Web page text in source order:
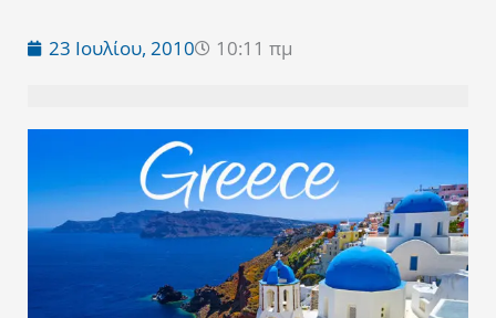
23 Ιουλίου, 2010 10:11 πμ